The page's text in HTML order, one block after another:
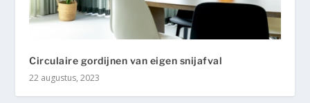
Circulaire gordijnen van eigen snijafval
22 augustus, 2023